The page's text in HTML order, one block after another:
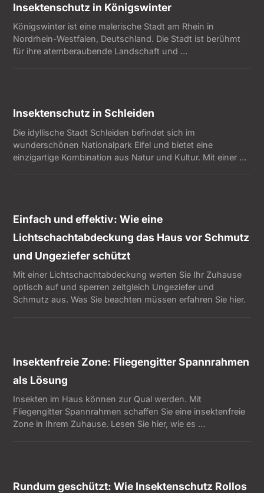
Insektenschutz in Königswinter
Königswinter ist eine malerische Stadt am Rhein in
Nordrhein-Westfalen, Deutschland. Die Stadt ist berühmt
für ihre atemberaubende Landschaft und …
Insektenschutz in Schleiden
Die idyllische Stadt Schleiden befindet sich im
wunderschönen Nationalpark Eifel und bietet eine
einzigartige Kombination aus Natur und Kultur. Mit einer …
Einfach und effektiv: Wie eine
Lichtschachtabdeckung das Haus vor Schmutz
und Ungeziefer schützt
Mit einer Lichtschachtabdeckung werten Sie Ihr Zuhause
optisch auf und sperren zeitgleich Ungeziefer und
Schmutz aus. Was Sie beachten müssen erfahren Sie hier.
Insektenfreie Zone: Fliegengitter Spannrahmen
als Lösung
Insekten im Haus können zur Qual werden. Mit
Fliegengitter Spannrahmen schaffen Sie eine insektenfreie
Zone in Ihrem Zuhause. Lesen Sie hier, wie es …
Rundum geschützt: Wie Insektenschutz Rollos